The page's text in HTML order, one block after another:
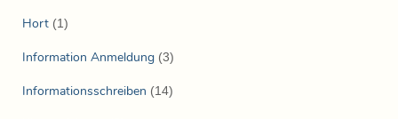
Hort (1)
Information Anmeldung (3)
Informationsschreiben (14)